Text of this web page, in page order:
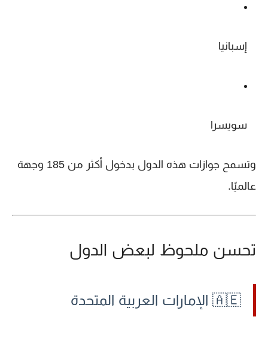
إسبانيا
سويسرا
وتسمح جوازات هذه الدول بدخول أكثر من 185 وجهة
عالميًا.
تحسن ملحوظ لبعض الدول
🇦🇪 الإمارات العربية المتحدة